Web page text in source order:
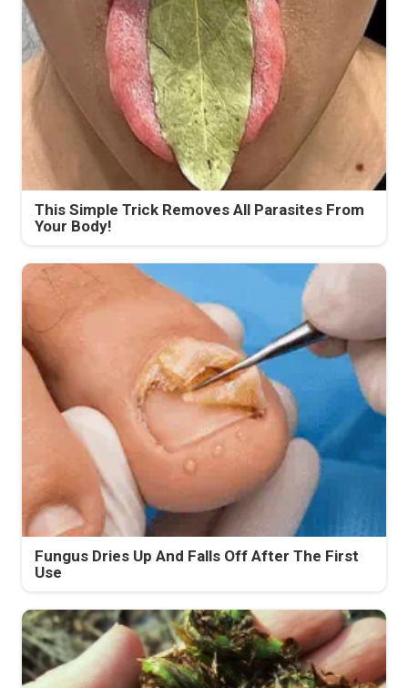
This Simple Trick Removes All Parasites From
Your Body!
Fungus Dries Up And Falls Off After The First
Use